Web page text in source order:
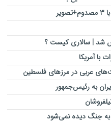
شد | سالاری کیست ؟
با آمریکا
عربی در مرزهای فلسطین
به رئیس‌جمهور
به جنگ دیده نمی‌شود